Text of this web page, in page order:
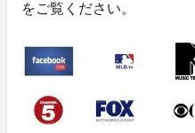
をご覧ください。